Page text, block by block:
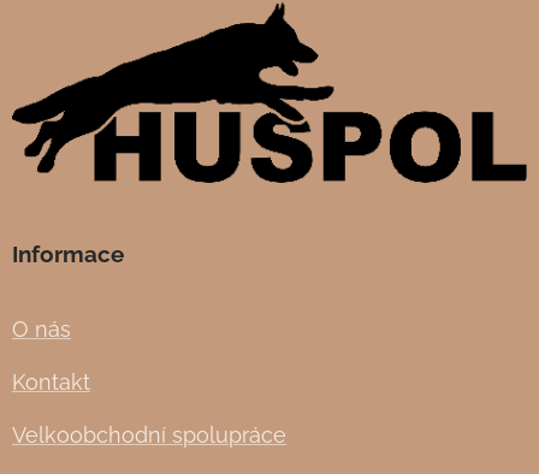
Informace
O nás
Kontakt
Velkoobchodní spolupráce